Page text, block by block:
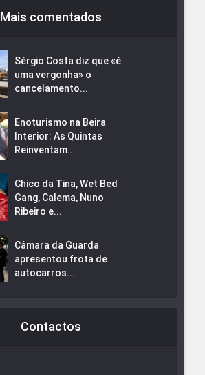
Mais comentados
Sérgio Costa diz que «é
uma vergonha» o
cancelamento...
Enoturismo na Beira
Interior: As Quintas
Reinventam...
Chico da Tina, Wet Bed
Gang, Calema, Nuno
Ribeiro e...
Câmara da Guarda
apresentou frota de
autocarros...
Contactos